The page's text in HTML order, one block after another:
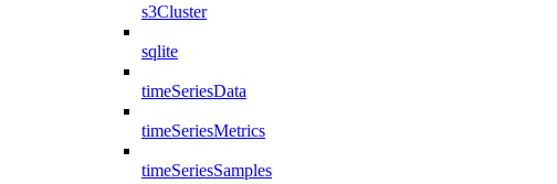
s3Cluster
sqlite
timeSeriesData
timeSeriesMetrics
timeSeriesSamples